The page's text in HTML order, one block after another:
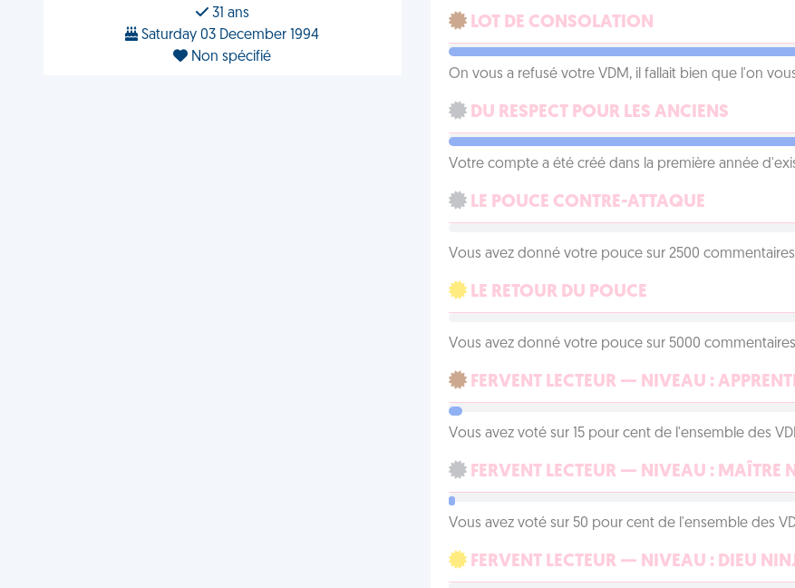
31 ans
Saturday 03 December 1994
Non spécifié
LOT DE CONSOLATION
On vous a refusé votre VDM, il fallait bien que l'on
DU RESPECT POUR LES ANCIENS
Votre compte a été créé dans la première année
LE POUCE CONTRE-ATTAQUE
Vous avez donné votre pouce sur 2500
LE RETOUR DU POUCE
Vous avez donné votre pouce sur 5000
FERVENT LECTEUR — NIVEAU :
Vous avez voté sur 15 pour cent de l'ensemble des
FERVENT LECTEUR — NIVEAU : MAÎTRE
Vous avez voté sur 50 pour cent de l'ensemble des
FERVENT LECTEUR — NIVEAU : DIEU